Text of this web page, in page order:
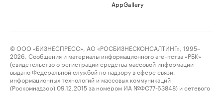
AppGallery
© ООО «БИЗНЕСПРЕСС», АО «РОСБИЗНЕСКОНСАЛТИНГ», 1995–
2026. Сообщения и материалы информационного агентства «РБК»
(свидетельство о регистрации средства массовой информации
выдано Федеральной службой по надзору в сфере связи,
информационных технологий и массовых коммуникаций
(Роскомнадзор) 09.12.2015 за номером ИА №ФС77-63848) и сетевого